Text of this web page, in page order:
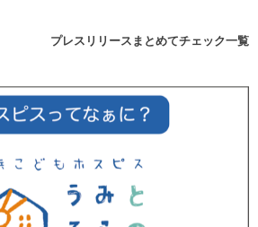
プレスリリースまとめてチェック一覧